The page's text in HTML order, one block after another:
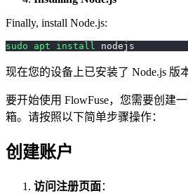
Finally, install Node.js:
sudo apt install nodejs
现在您的设备上已安装了 Node.js 版本
要开始使用 FlowFuse，您需要创建
箱。请按照以下简单步骤操作：
创建账户
访问注册页面：